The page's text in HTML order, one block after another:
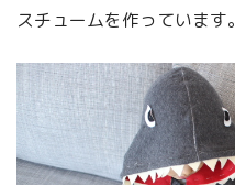
スチュームを作っています。